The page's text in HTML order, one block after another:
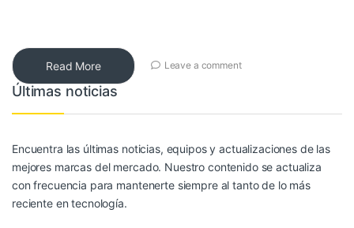
Read More Leave a comment
Últimas noticias
Encuentra las últimas noticias, equipos y actualizaciones de las
mejores marcas del mercado. Nuestro contenido se actualiza
con frecuencia para mantenerte siempre al tanto de lo más
reciente en tecnología.